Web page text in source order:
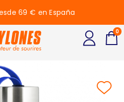
69 € en España
0